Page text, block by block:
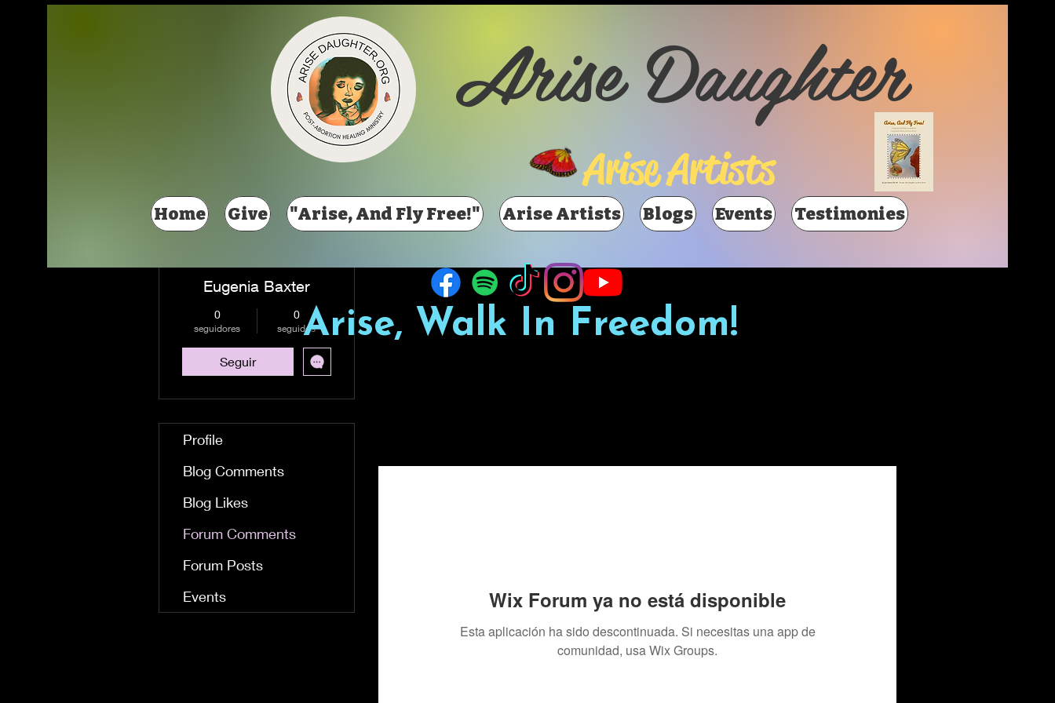
Arise Daughter
Arise Artists
Home Give "Arise, And Fly Free!" Arise Artists Blogs Events Testimonies
Arise, Walk In Freedom!
Wix Forum ya no está disponible
Esta aplicación ha sido descontinuada. Si necesitas una app de
comunidad, usa Wix Groups.
Eugenia Baxter
0
seguidores
0
seguidos
Seguir
Profile
Blog Comments
Blog Likes
Forum Comments
Forum Posts
Events